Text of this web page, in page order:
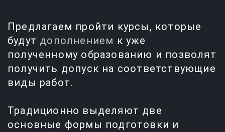
Предлагаем пройти курсы, которые
будут дополнением к уже
полученному образованию и позволят
получить допуск на соответствующие
виды работ.
Традиционно выделяют две
основные формы подготовки и